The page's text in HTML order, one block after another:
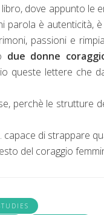
dove appunto
parola è autenticità, è
passioni e
due donne
queste lettere che
perchè le strutture
capace di strappare
del coraggio